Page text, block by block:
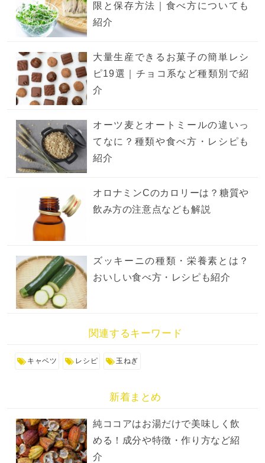
限と保存方法｜食べ方についても
紹介
大量生産できるお菓子の簡単レシ
ピ19選｜チョコ系など種類別で紹
介
オーツ麦とオートミールの違いっ
てなに？種類や食べ方・レシピも
紹介
オロナミンCのカロリーは？糖質や
飲み方の注意点なども解説
ズッキーニの種類・栄養素とは？
おいしい食べ方・レシピも紹介
関連するキーワード
キャベツ レシピ 玉ねぎ
新着まとめ
純ココアはお湯だけで美味しく飲
める！成分や特徴・作り方など紹
介